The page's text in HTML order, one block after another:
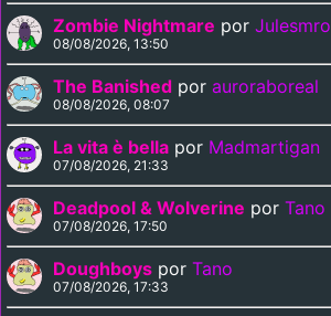
Zombie Nightmare por Julesmro
08/08/2026, 13:50
The Banished por auroraboreal
08/08/2026, 08:07
La vita è bella por Madmartigan
07/08/2026, 21:33
Deadpool & Wolverine por Tano
07/08/2026, 17:50
Doughboys por Tano
07/08/2026, 17:33